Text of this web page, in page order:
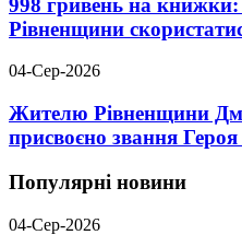
Рівненщини
04-Сер-2026
Жителю Рівненщини
присвоєно звання
Популярні новини
04-Сер-2026